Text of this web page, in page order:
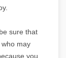
sure that
may
you